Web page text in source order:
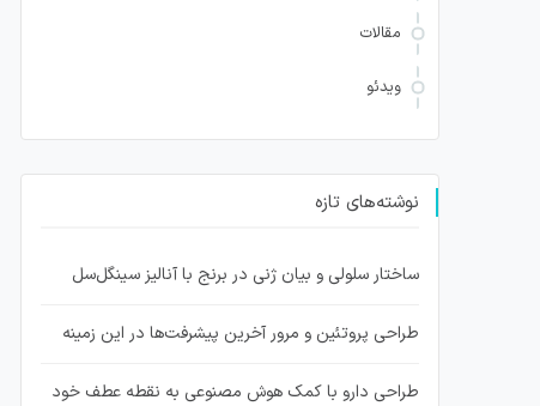
مقالات
ویدئو
نوشته‌های تازه
ساختار سلولی و بیان ژنی در برنج با آنالیز سینگل‌سل
طراحی پروتئین و مرور آخرین پیشرفت‌ها در این زمینه
طراحی دارو با کمک هوش مصنوعی به نقطه عطف خود